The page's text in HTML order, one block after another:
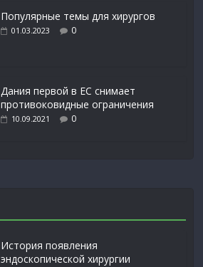
Популярные темы для хирургов
01.03.2023 0
Дания первой в ЕС снимает
противоковидные ограничения
10.09.2021 0
История появления
эндоскопической хирургии